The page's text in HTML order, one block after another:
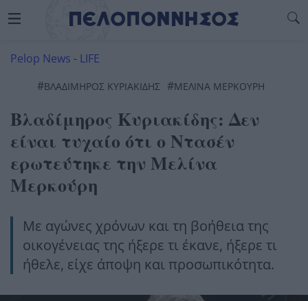
Pelop News - LIFE
#ΒΛΑΔΙΜΗΡΟΣ ΚΥΡΙΑΚΙΔΗΣ #ΜΕΛΊΝΑ ΜΕΡΚΟΎΡΗ
Βλαδίμηρος Κυριακίδης: Δεν
είναι τυχαίο ότι ο Ντασέν
ερωτεύτηκε την Μελίνα
Μερκούρη
Με αγώνες χρόνων και τη βοήθεια της
οικογένειας της ήξερε τι έκανε, ήξερε τι
ήθελε, είχε άποψη και προσωπικότητα.